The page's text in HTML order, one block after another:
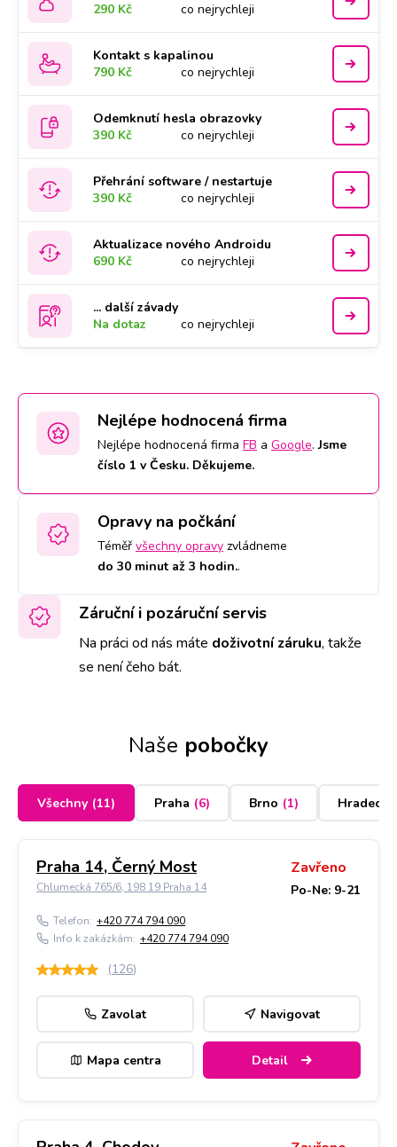
290 Kč
co nejrychleji
Kontakt s kapalinou
790 Kč
co nejrychleji
Odemknutí hesla obrazovky
390 Kč
co nejrychleji
Přehrání software / nestartuje
390 Kč
co nejrychleji
Aktualizace nového Androidu
690 Kč
co nejrychleji
... další závady
Na dotaz
co nejrychleji
Nejlépe hodnocená firma
Nejlépe hodnocená firma FB a Google.Jsme
číslo 1 v Česku. Děkujeme.
Opravy na počkání
Téměř všechny opravy zvládneme
do 30 minut až 3 hodin..
Záruční i pozáruční servis
Na práci od nás máte doživotní záruku, takže
se není čeho bát.
Naše pobočky
Všechny (11) Praha (6) Brno (1) Hradec
Praha 14, Černý Most
Chlumecká 765/6, 198 19 Praha 14
Zavřeno
Po-Ne: 9-21
Telefon: +420 774 794 090
Info k zakázkám: +420 774 794 090
(126)
Zavolat Navigovat
Mapa centra Detail